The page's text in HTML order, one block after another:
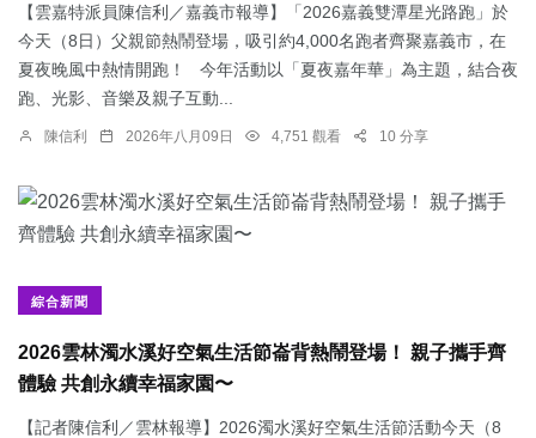
【雲嘉特派員陳信利／嘉義市報導】「2026嘉義雙潭星光路跑」於
今天（8日）父親節熱鬧登場，吸引約4,000名跑者齊聚嘉義市，在
夏夜晚風中熱情開跑！ 今年活動以「夏夜嘉年華」為主題，結合夜
跑、光影、音樂及親子互動...
陳信利 2026年八月09日 4,751 觀看 10 分享
綜合新聞
2026雲林濁水溪好空氣生活節崙背熱鬧登場！ 親子攜手齊
體驗 共創永續幸福家園〜
【記者陳信利／雲林報導】2026濁水溪好空氣生活節活動今天（8